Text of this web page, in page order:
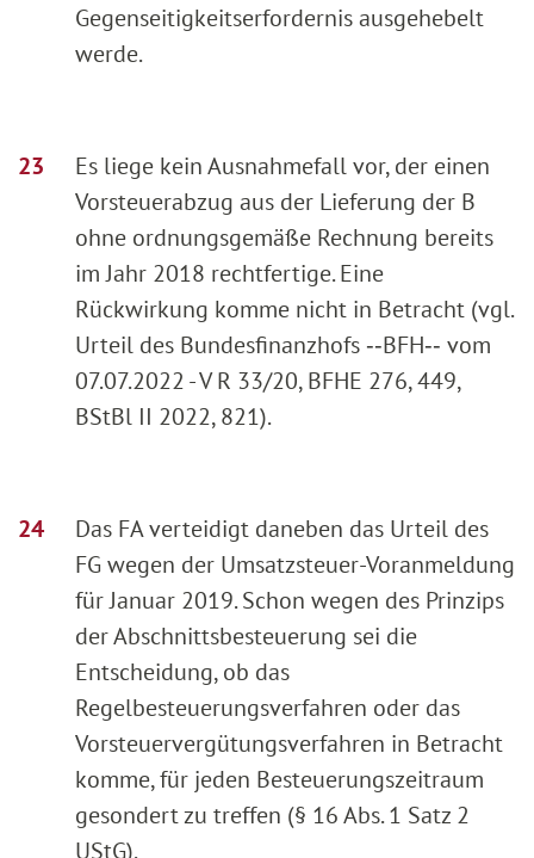
Gegenseitigkeitserfordernis ausgehebelt
werde.
Es liege kein Ausnahmefall vor, der einen
Vorsteuerabzug aus der Lieferung der B
ohne ordnungsgemäße Rechnung bereits
im Jahr 2018 rechtfertige. Eine
Rückwirkung komme nicht in Betracht (vgl.
Urteil des Bundesfinanzhofs ‑‑BFH‑‑ vom
07.07.2022 - V R 33/20, BFHE 276, 449,
BStBl II 2022, 821).
Das FA verteidigt daneben das Urteil des
FG wegen der Umsatzsteuer-Voranmeldung
für Januar 2019. Schon wegen des Prinzips
der Abschnittsbesteuerung sei die
Entscheidung, ob das
Regelbesteuerungsverfahren oder das
Vorsteuervergütungsverfahren in Betracht
komme, für jeden Besteuerungszeitraum
gesondert zu treffen (§ 16 Abs. 1 Satz 2
UStG).